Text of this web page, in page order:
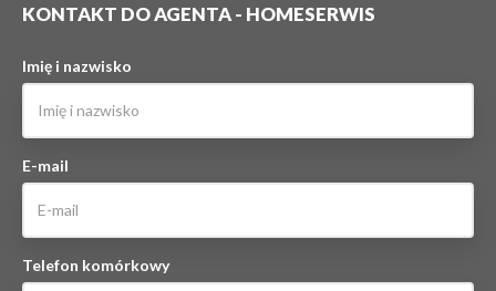
KONTAKT DO AGENTA - HOMESERWIS
Imię i nazwisko
E-mail
Telefon komórkowy